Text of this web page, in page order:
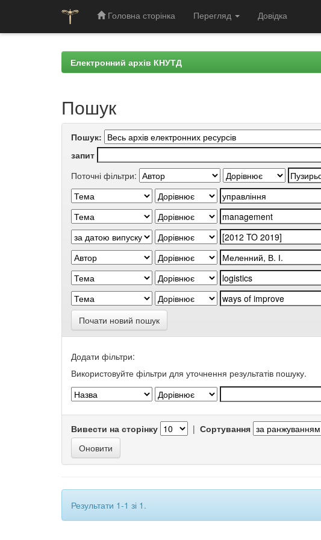
Головна сторінка Перегляд Довідка
Електронний архів КНУТД
Пошук
Пошук:
запит
Поточні фільтри:
Почати новий пошук
Додати фільтри:
Використовуйте фільтри для уточнення результатів пошуку.
Вивести на сторінку | Сортування
Результати 1-1 зі 1.